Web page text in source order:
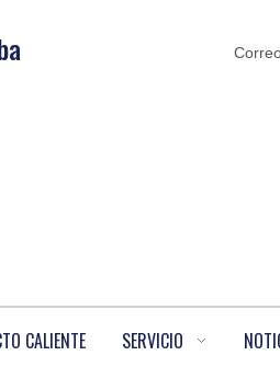
CALIENTE SERVICIO